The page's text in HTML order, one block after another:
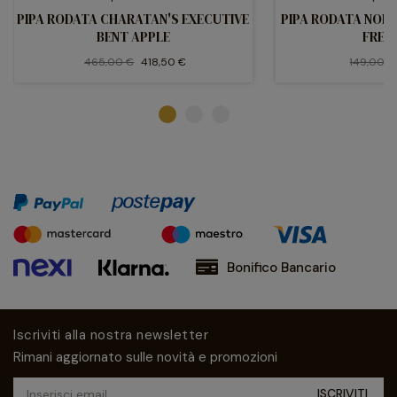
PIPA RODATA CHARATAN'S EXECUTIVE
BENT APPLE
465,00 € 418,50 €
PIPA RODATA
149,00 €
Bonifico Bancario
Iscriviti alla nostra newsletter
Rimani aggiornato sulle novità e promozioni